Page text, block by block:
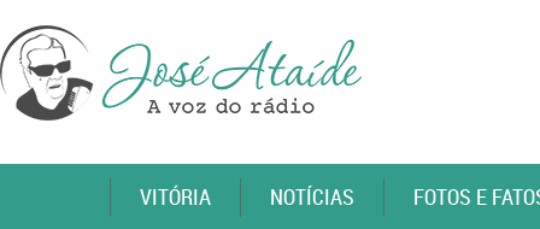
VITÓRIA NOTÍCIAS FOTOS E